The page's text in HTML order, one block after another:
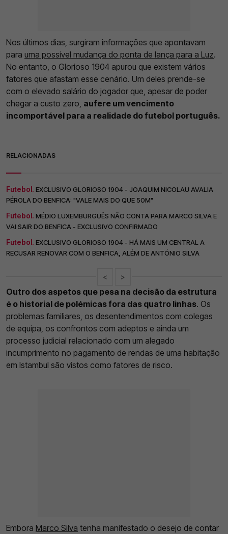
Nos últimos dias, surgiram informações que apontavam
para uma possível mudança do ponta de lança para a Luz.
No entanto, o Glorioso 1904 apurou que existem vários
fatores que afastam esse cenário. Um deles prende-se
com o elevado salário do jogador que, apesar de poder
chegar a custo zero, aufere um vencimento
incomportável para a realidade do futebol português.
RELACIONADAS
Futebol. EXCLUSIVO GLORIOSO 1904 - JOAQUIM NICOLAU AVALIA
PÉROLA DO BENFICA: "VALE MAIS DO QUE 50M"
Futebol. MÉDIO LUXEMBURGUÊS NÃO CONTA PARA MARCO SILVA E
VAI SAIR DO BENFICA - EXCLUSIVO CONFIRMADO
Futebol. EXCLUSIVO GLORIOSO 1904 - HÁ MAIS UM CENTRAL A
RECUSAR RENOVAR COM O BENFICA, ALÉM DE ANTÓNIO SILVA
< >
Outro dos aspetos que pesa na decisão da estrutura
é o historial de polémicas fora das quatro linhas. Os
problemas familiares, os desentendimentos com colegas
de equipa, os confrontos com adeptos e ainda um
processo judicial relacionado com um alegado
incumprimento no pagamento de rendas de uma habitação
em Istambul são vistos como fatores de risco.
Embora Marco Silva tenha manifestado o desejo de contar